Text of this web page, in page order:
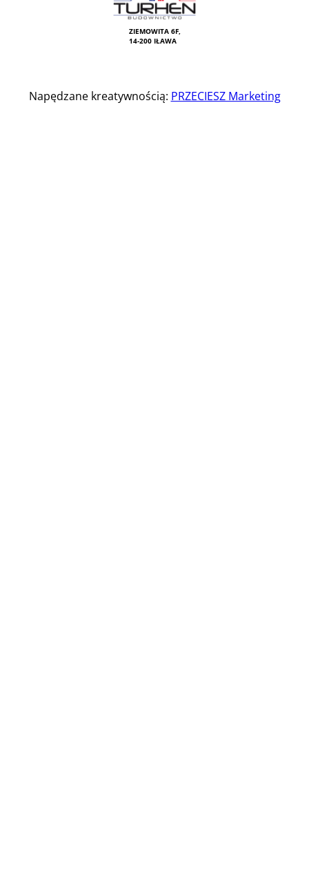
ZIEMOWITA 6F,
14-200 IŁAWA
Napędzane kreatywnością: PRZECIESZ Marketing